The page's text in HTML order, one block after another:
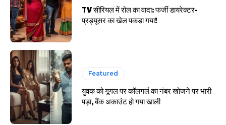
TV सीरियल में रोल का वादा: फर्जी डायरेक्टर-
प्रड्यूसर का खेल पकड़ा गया!
Featured
युवक को गूगल पर कॉलगर्ल का नंबर खोजने पर भारी
पड़ा, बैंक अकाउंट हो गया खाली